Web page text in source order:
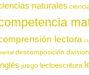
naturales
lectora
descomposición
juego lectoescritura